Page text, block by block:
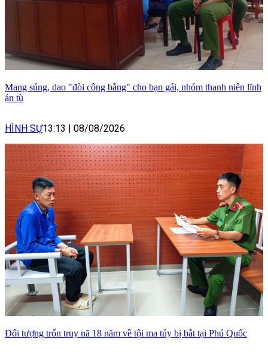
Mang súng, dao "đòi công bằng" cho bạn gái, nhóm thanh niên lĩnh
án tù
HÌNH SỰ13:13 08/08/2026
Đối tượng trốn truy nã 18 năm về tội ma túy bị bắt tại Phú Quốc